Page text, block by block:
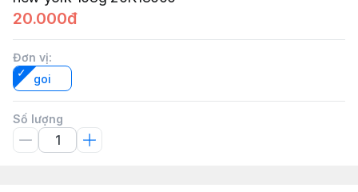
20.000đ
Đơn vị:
goi
Số lượng